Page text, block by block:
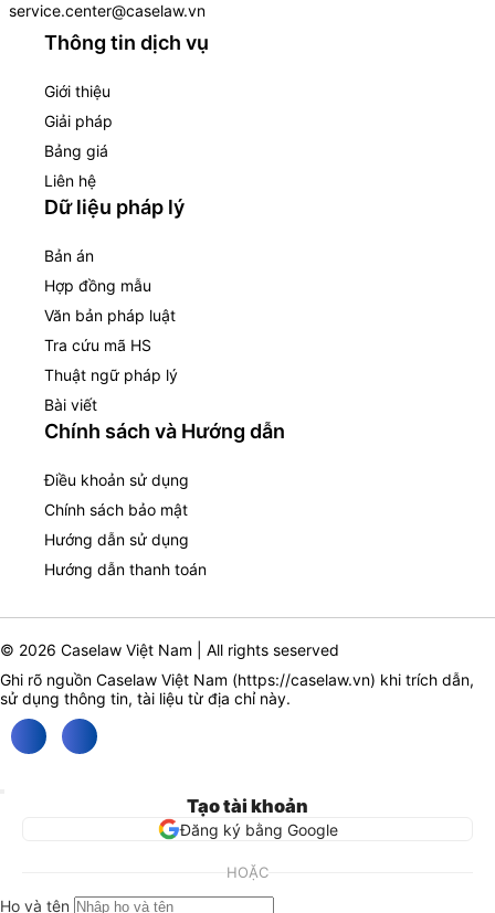
service.center@caselaw.vn
Thông tin dịch vụ
Giới thiệu
Giải pháp
Bảng giá
Liên hệ
Dữ liệu pháp lý
Bản án
Hợp đồng mẫu
Văn bản pháp luật
Tra cứu mã HS
Thuật ngữ pháp lý
Bài viết
Chính sách và Hướng dẫn
Điều khoản sử dụng
Chính sách bảo mật
Hướng dẫn sử dụng
Hướng dẫn thanh toán
© 2026 Caselaw Việt Nam | All rights seserved
Ghi rõ nguồn Caselaw Việt Nam (https://caselaw.vn) khi trích dẫn,
sử dụng thông tin, tài liệu từ địa chỉ này.
Tạo tài khoản
Đăng ký bằng Google
HOẶC
Họ và tên